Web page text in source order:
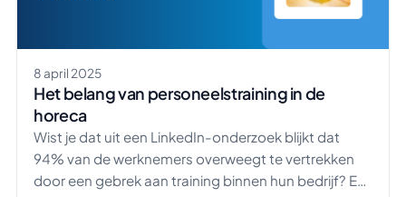
8 april 2025
Het belang van personeelstraining in de
horeca
Wist je dat uit een LinkedIn-onderzoek blijkt dat
94% van de werknemers overweegt te vertrekken
door een gebrek aan training binnen hun bedrijf? En